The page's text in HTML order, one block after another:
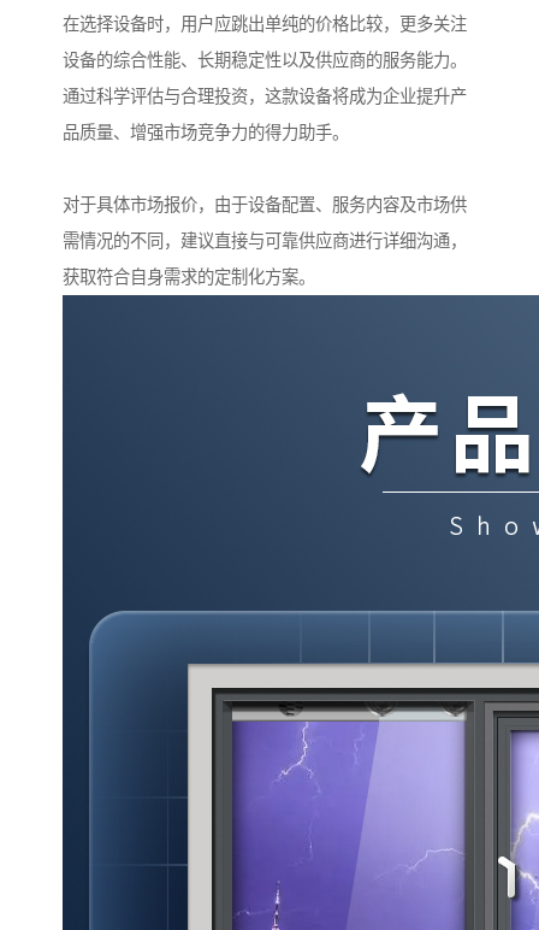
在选择设备时，用户应跳出单纯的价格比较，更多关注
设备的综合性能、长期稳定性以及供应商的服务能力。
通过科学评估与合理投资，这款设备将成为企业提升产
品质量、增强市场竞争力的得力助手。
对于具体市场报价，由于设备配置、服务内容及市场供
需情况的不同，建议直接与可靠供应商进行详细沟通，
获取符合自身需求的定制化方案。